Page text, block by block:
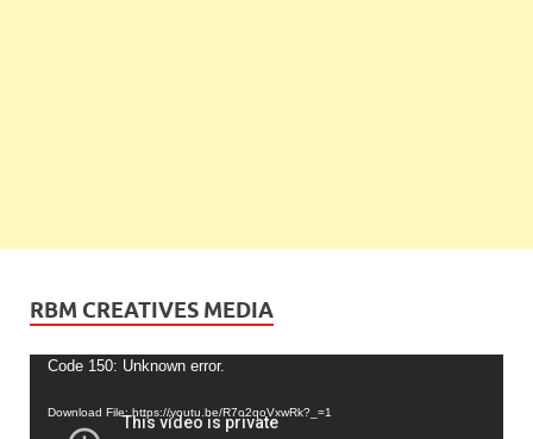
RBM CREATIVES MEDIA
Video
Code 150: Unknown error.
Download File: https://youtu.be/R7o2qoVxwRk?_=1